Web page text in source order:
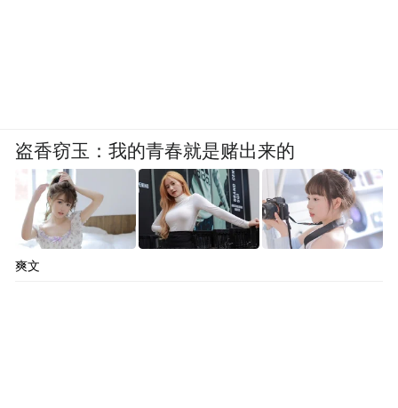
盗香窃玉：我的青春就是赌出来的
爽文